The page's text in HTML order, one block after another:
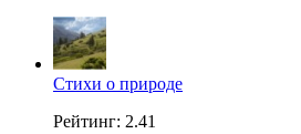
Стихи о природе
Рейтинг: 2.41